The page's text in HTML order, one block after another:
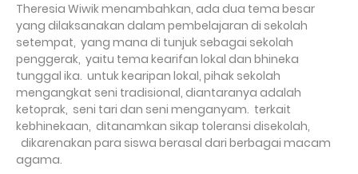
Theresia Wiwik menambahkan, ada dua tema besar
yang dilaksanakan dalam pembelajaran di sekolah
setempat, yang mana di tunjuk sebagai sekolah
penggerak, yaitu tema kearifan lokal dan bhineka
tunggal ika. untuk kearipan lokal, pihak sekolah
mengangkat seni tradisional, diantaranya adalah
ketoprak, seni tari dan seni menganyam. terkait
kebhinekaan, ditanamkan sikap toleransi disekolah,
dikarenakan para siswa berasal dari berbagai macam
agama.